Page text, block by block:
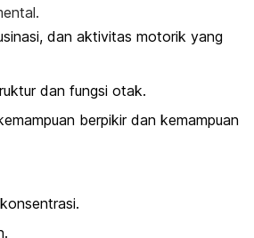
dan aktivitas motorik yang
dan fungsi otak.
berpikir dan kemampuan